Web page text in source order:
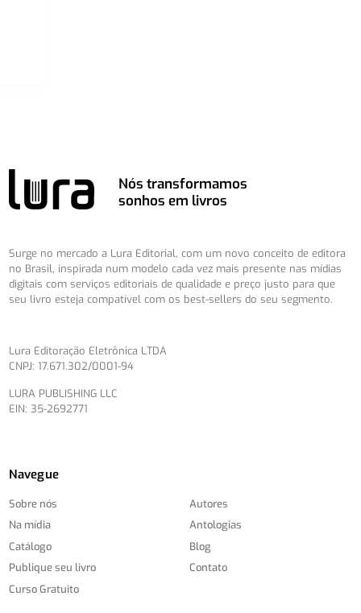
Nós transformamos
sonhos em livros
Surge no mercado a Lura Editorial, com um novo conceito de editora
no Brasil, inspirada num modelo cada vez mais presente nas mídias
digitais com serviços editoriais de qualidade e preço justo para que
seu livro esteja compatível com os best-sellers do seu segmento.
Lura Editoração Eletrônica LTDA
CNPJ: 17.671.302/0001-94
LURA PUBLISHING LLC
EIN: 35-2692771
Navegue
Sobre nós
Na mídia
Catálogo
Publique seu livro
Curso Gratuito
Autores
Antologias
Blog
Contato